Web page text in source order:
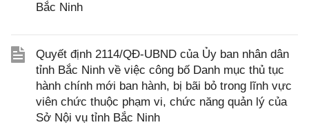
Bắc Ninh
Quyết định 2114/QĐ-UBND của Ủy ban nhân dân
tỉnh Bắc Ninh về việc công bố Danh mục thủ tục
hành chính mới ban hành, bị bãi bỏ trong lĩnh vực
viên chức thuộc phạm vi, chức năng quản lý của
Sở Nội vụ tỉnh Bắc Ninh